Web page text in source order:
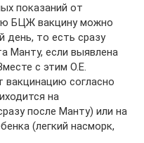
показаний от
БЦЖ вакцину можно
день, то есть сразу
Манту, если выявлена
с этим О.Е.
вакцинацию согласно
на
после Манту) или на
(легкий насморк,